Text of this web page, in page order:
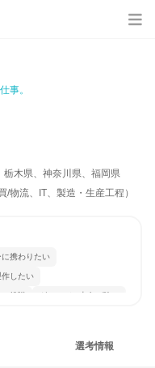
事。
栃木県、神奈川県、福岡県
物流、IT、製造・生産工程）
携わりたい
したい
挑戦 グローバル志向が強い
選考情報